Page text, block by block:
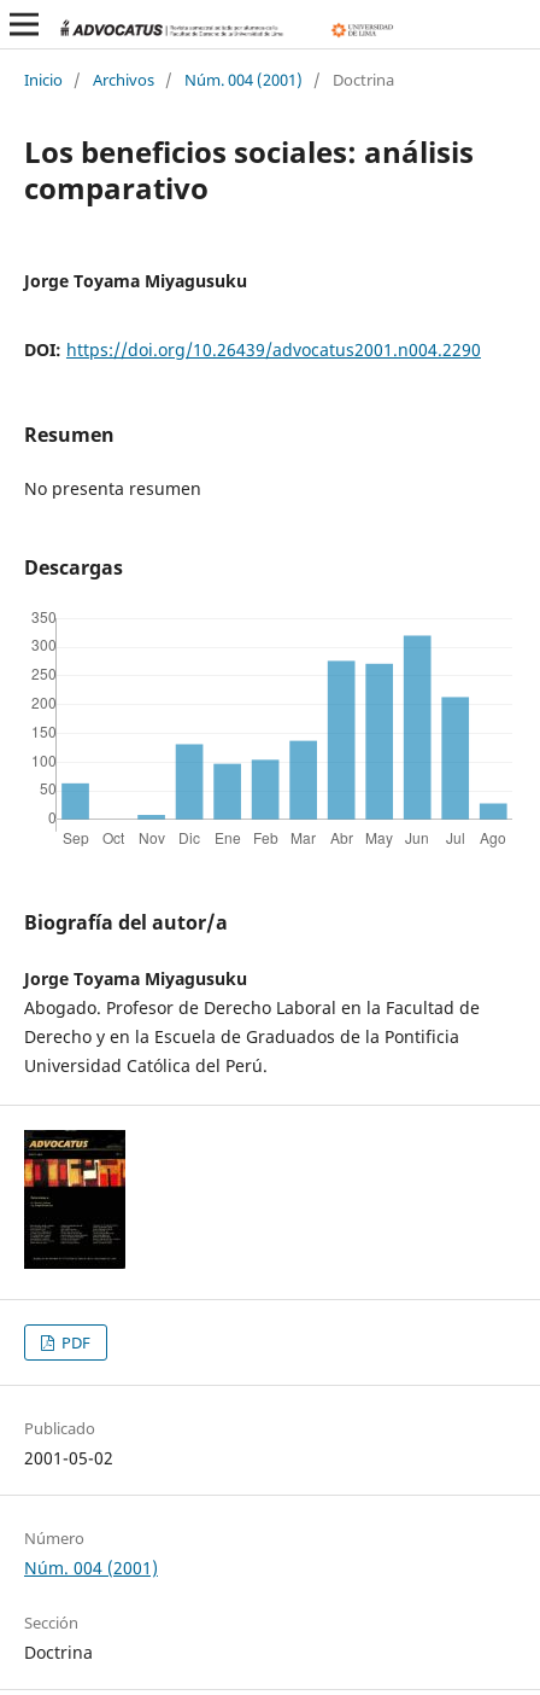
Inicio / Archivos / Núm. 004 (2001) / Doctrina
Los beneficios sociales: análisis
comparativo
Jorge Toyama Miyagusuku
DOI: https://doi.org/10.26439/advocatus2001.n004.2290
Resumen
No presenta resumen
Descargas
Biografía del autor/a
Jorge Toyama Miyagusuku
Abogado. Profesor de Derecho Laboral en la Facultad de
Derecho y en la Escuela de Graduados de la Pontificia
Universidad Católica del Perú.
PDF
Publicado
2001-05-02
Número
Núm. 004 (2001)
Sección
Doctrina